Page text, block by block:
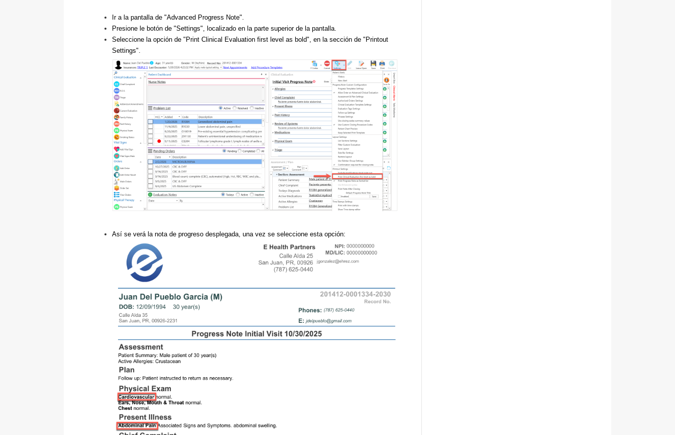
Ir a la pantalla de "Advanced Progress Note".
Presione le botón de "Settings", localizado en la parte superior de la pantalla.
Seleccione la opción de "Print Clinical Evaluation first level as bold", en la sección de "Printout
Settings".
Así se verá la nota de progreso desplegada, una vez se seleccione esta opción: